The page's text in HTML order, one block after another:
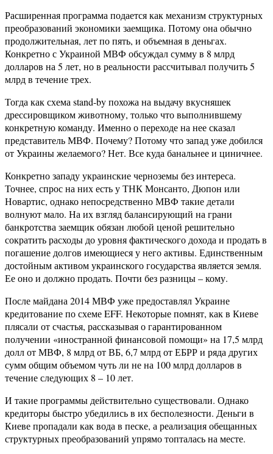
Расширенная программа подается как механизм структурных
преобразований экономики заемщика. Потому она обычно
продолжительная, лет по пять, и объемная в деньгах.
Конкретно с Украиной МВФ обсуждал сумму в 8 млрд
долларов на 5 лет, но в реальности рассчитывал получить 5
млрд в течение трех.
Тогда как схема stand-by похожа на выдачу вкусняшек
дрессировщиком животному, только что выполнившему
конкретную команду. Именно о переходе на нее сказал
представитель МВФ. Почему? Потому что запад уже добился
от Украины желаемого? Нет. Все куда банальнее и циничнее.
Конкретно западу украинские черноземы без интереса.
Точнее, спрос на них есть у ТНК Монсанто, Дюпон или
Новартис, однако непосредственно МВФ такие детали
волнуют мало. На их взгляд балансирующий на грани
банкротства заемщик обязан любой ценой решительно
сократить расходы до уровня фактического дохода и продать в
погашение долгов имеющиеся у него активы. Единственным
достойным активом украинского государства является земля.
Ее оно и должно продать. Почти без разницы – кому.
После майдана 2014 МВФ уже предоставлял Украине
кредитование по схеме EFF. Некоторые помнят, как в Киеве
плясали от счастья, рассказывая о гарантированном
получении «иностранной финансовой помощи» на 17,5 млрд
долл от МВФ, 8 млрд от ВБ, 6,7 млрд от ЕБРР и ряда других
сумм общим объемом чуть ли не на 100 млрд долларов в
течение следующих 8 – 10 лет.
И такие программы действительно существовали. Однако
кредиторы быстро убедились в их бесполезности. Деньги в
Киеве пропадали как вода в песке, а реализация обещанных
структурных преобразований упрямо топталась на месте.